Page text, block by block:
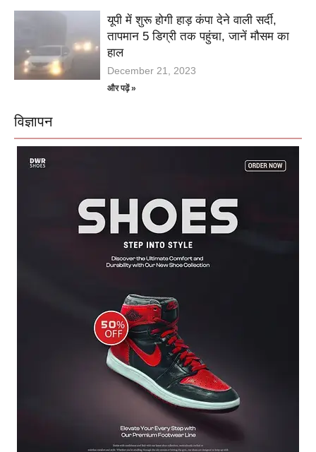
यूपी में शुरू होगी हाड़ कंपा देने वाली सर्दी,
तापमान 5 डिग्री तक पहुंचा, जानें मौसम का
हाल
December 21, 2023
और पढ़ें »
विज्ञापन